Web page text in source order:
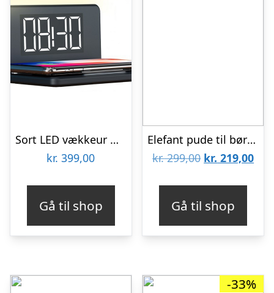
Sort LED vækkeur med trådløs oplader
kr. 399,00
Gå til shop
Elefant pude til børn – 60cm
kr.299,00 Den
kr. 299,00.
kr. 219,00Den
kr.
Gå til shop
-33%